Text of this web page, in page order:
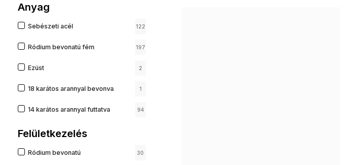
Anyag
Sebészeti acél 122
Ródium bevonatú fém 197
Ezüst 2
18 karátos arannyal bevonva 1
14 karátos arannyal futtatva 94
Felületkezelés
Ródium bevonatú 30